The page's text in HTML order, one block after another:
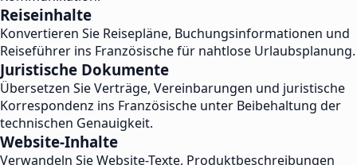
Reiseinhalte
Konvertieren Sie Reisepläne, Buchungsinformationen und
Reiseführer ins Französische für nahtlose Urlaubsplanung.
Juristische Dokumente
Übersetzen Sie Verträge, Vereinbarungen und juristische
Korrespondenz ins Französische unter Beibehaltung der
technischen Genauigkeit.
Website-Inhalte
Verwandeln Sie Website-Texte, Produktbeschreibungen